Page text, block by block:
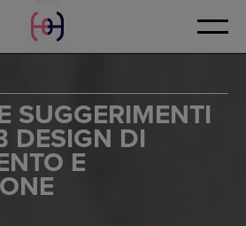
CONTATTI
SUGGERIMENTI
DESIGN DI
E